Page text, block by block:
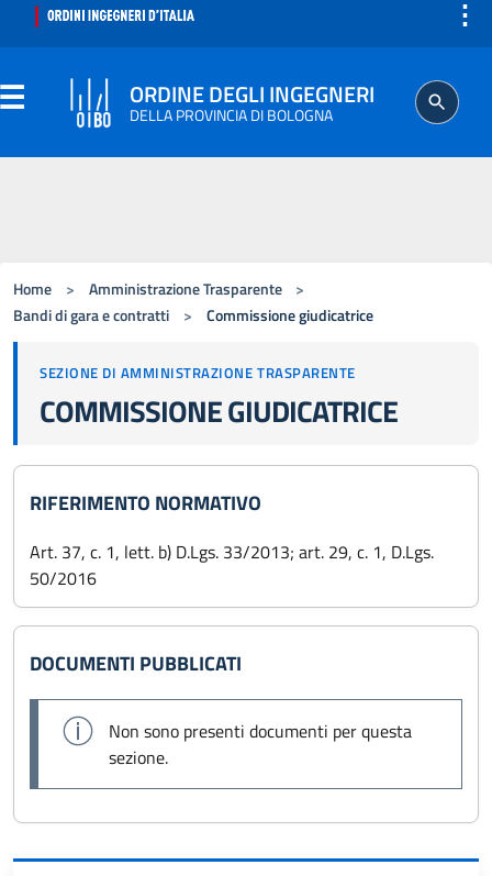
⋮
ORDINE DEGLI INGEGNERI
DELLA PROVINCIA DI BOLOGNA
ISCRITTO
PROFESSIONE
Home > Amministrazione Trasparente
>
Bandi di gara e contratti
> Commissione giudicatrice
SEZIONE DI AMMINISTRAZIONE TRASPARENTE
COMMISSIONE GIUDICATRICE
RIFERIMENTO NORMATIVO
Art. 37, c. 1, lett. b) D.Lgs. 33/2013; art. 29, c. 1, D.Lgs.
50/2016
DOCUMENTI PUBBLICATI
Non sono presenti documenti per questa
sezione.